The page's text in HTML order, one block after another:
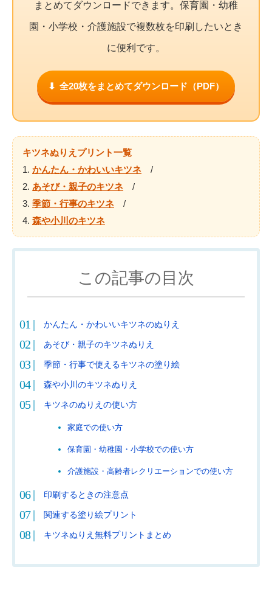
まとめてダウンロードできます。保育園・幼稚
園・小学校・介護施設で複数枚を印刷したいとき
に便利です。
全20枚をまとめてダウンロード（PDF）
キツネぬりえプリント一覧
1. かんたん・かわいいキツネ /
2. あそび・親子のキツネ /
3. 季節・行事のキツネ /
4. 森や小川のキツネ
この記事の目次
かんたん・かわいいキツネのぬりえ
あそび・親子のキツネぬりえ
季節・行事で使えるキツネの塗り絵
森や小川のキツネぬりえ
キツネのぬりえの使い方
家庭での使い方
保育園・幼稚園・小学校での使い方
介護施設・高齢者レクリエーションでの使い方
印刷するときの注意点
関連する塗り絵プリント
キツネぬりえ無料プリントまとめ